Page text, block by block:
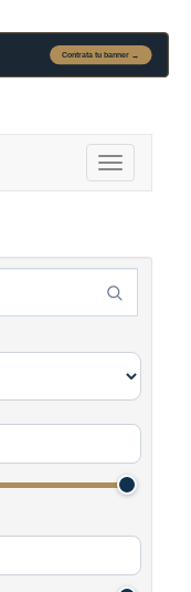
Alternar
navegación